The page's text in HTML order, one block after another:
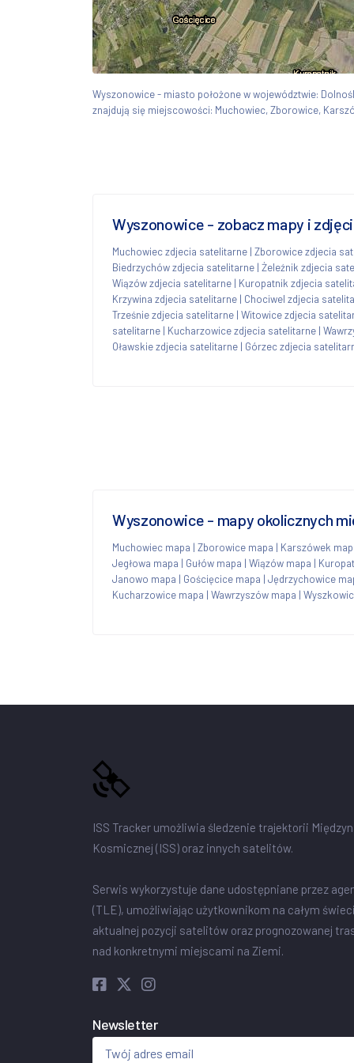
Wyszonowice - miasto położone w województwie:
znajdują się miejscowości: Muchowiec, Zborowice,
Wyszonowice - zobacz mapy i
Muchowiec zdjecia satelitarne | Zborowice zdjecia
Biedrzychów zdjecia satelitarne | Żeleźnik zdjecia
Wiązów zdjecia satelitarne | Kuropatnik zdjecia
Krzywina zdjecia satelitarne | Chociwel zdjecia
Trześnie zdjecia satelitarne | Witowice zdjecia
satelitarne | Kucharzowice zdjecia satelitarne |
Oławskie zdjecia satelitarne | Górzec zdjecia
Wyszonowice - mapy okolicznych
Muchowiec mapa | Zborowice mapa | Karszówek
Jegłowa mapa | Gułów mapa | Wiązów mapa |
Janowo mapa | Gościęcice mapa | Jędrzychowice
Kucharzowice mapa | Wawrzyszów mapa |
ISS Tracker umożliwia śledzenie trajektorii
Kosmicznej (ISS) oraz innych satelitów.
Serwis wykorzystuje dane udostępniane przez
(TLE), umożliwiając użytkownikom na całym
aktualnej pozycji satelitów oraz prognozowanej
nad konkretnymi miejscami na Ziemi.
Newsletter